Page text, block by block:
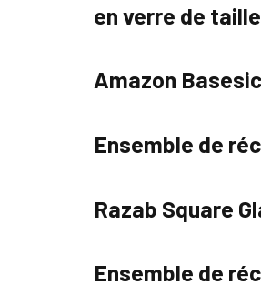
en verre de
Amazon
Ensemble de
Razab Square
Ensemble de